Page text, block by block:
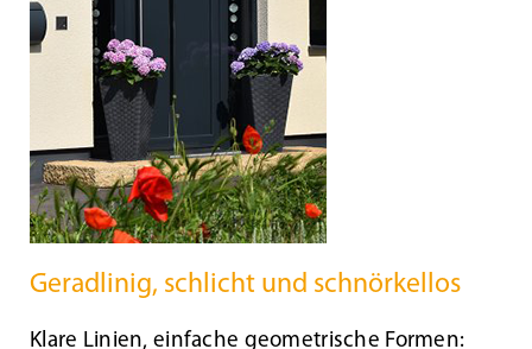
Beschattung
Fensterbänke
Shop
Konfigurator
Geradlinig, schlicht und schnörkellos
Klare Linien, einfache geometrische Formen: